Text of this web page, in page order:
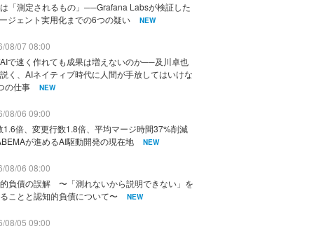
「測定されるもの」──Grafana Labsが検証した
ジェント実用化までの6つの疑い
NEW
08/07 08:00
で速く作れても成果は増えないのか──及川卓也
く、AIネイティブ時代に人間が手放してはいけな
の仕事
NEW
08/06 09:00
1.6倍、変更行数1.8倍、平均マージ時間37%削減
が進めるAI駆動開発の現在地
NEW
08/06 08:00
負債の誤解 〜「測れないから説明できない」を
ことと認知的負債について〜
NEW
08/05 09:00